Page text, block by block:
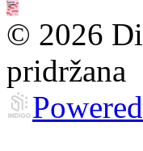
© 2026
pridržana